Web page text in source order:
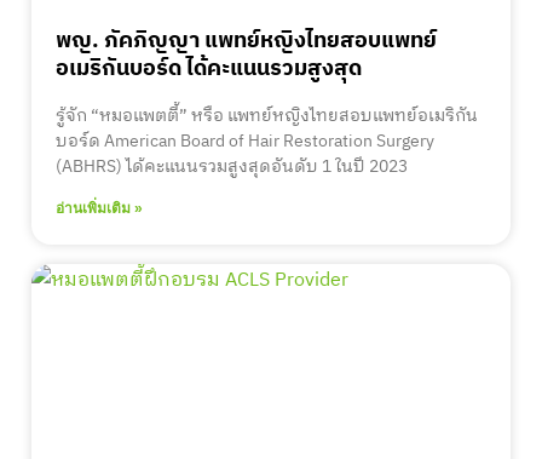
พญ. ภัคภิญญา แพทย์หญิงไทยสอบแพทย์
อเมริกันบอร์ด ได้คะแนนรวมสูงสุด
รู้จัก “หมอแพตตี้” หรือ แพทย์หญิงไทยสอบแพทย์อเมริกัน
บอร์ด American Board of Hair Restoration Surgery
(ABHRS) ได้คะแนนรวมสูงสุดอันดับ 1 ในปี 2023
อ่านเพิ่มเติม »